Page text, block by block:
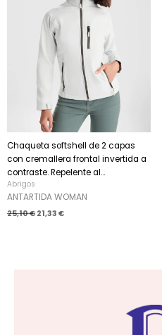
Chaqueta softshell de 2 capas
con cremallera frontal invertida a
contraste. Repelente al...
Abrigos
ANTARTIDA WOMAN
25,10€ 21,33 €